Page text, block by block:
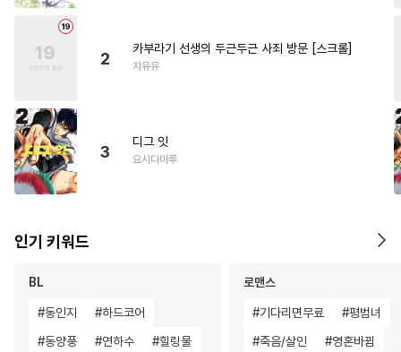
2
카부라기 선생의 두근두근 사죄 방문 [스크롤]
지유유
3
디그 잇
요시다마루
인기 키워드
BL
#동인지 #하드코어
#동양풍 #연하수 #힐링물
로맨스
#기다리면무료 #평범녀
#죽음/살인 #영혼바뀜